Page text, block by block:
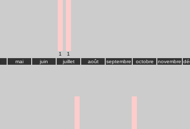
1
1
mai juin juillet août septembre octobre novembre